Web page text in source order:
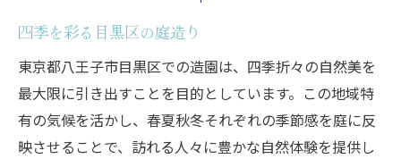
四季を彩る目黒区の庭造り
東京都八王子市目黒区での造園は、四季折々の自然美を
最大限に引き出すことを目的としています。この地域特
有の気候を活かし、春夏秋冬それぞれの季節感を庭に反
映させることで、訪れる人々に豊かな自然体験を提供し